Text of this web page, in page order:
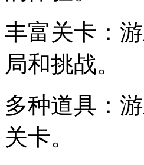
丰富关卡：
局和挑战。
多种道具：
关卡。